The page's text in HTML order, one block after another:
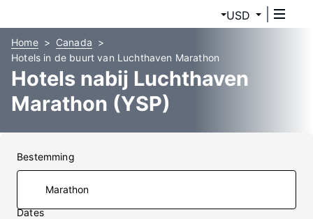
USD
Home
Canada
Hotels in de buurt van Luchthaven Marathon
Hotels nabij Luchthaven
Marathon (YSP)
Bestemming
Dates